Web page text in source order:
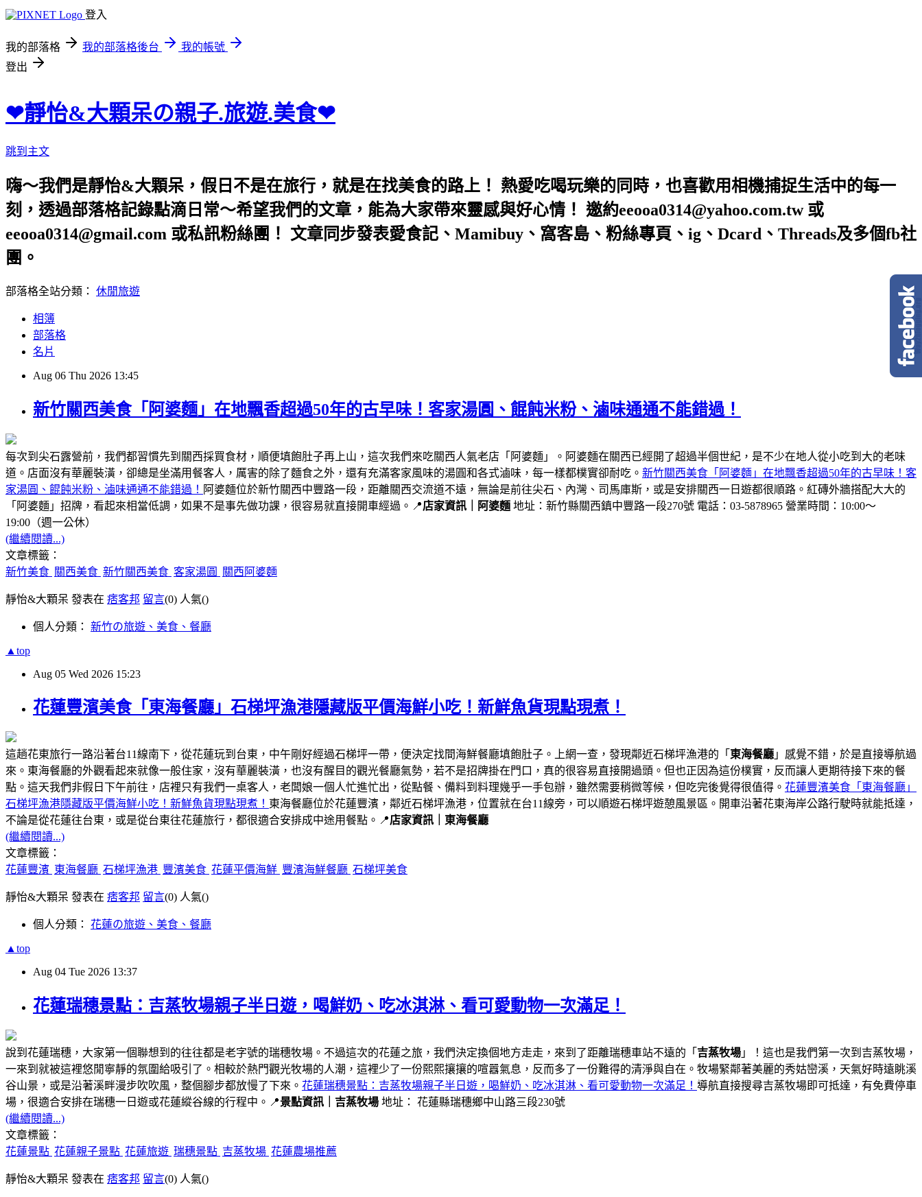
登入
我的部落格 我的部落格後台
我的帳號
登出
❤靜怡&大顆呆の親子.旅遊.美食❤
跳到主文
嗨～我們是靜怡&大顆呆，假日不是在旅行，就是在找美食的路上！ 熱愛吃喝玩樂的同時，也喜歡用相機捕捉生活中的每一
刻，透過部落格記錄點滴日常～希望我們的文章，能為大家帶來靈感與好心情！ 邀約eeooa0314@yahoo.com.tw 或
eeooa0314@gmail.com 或私訊粉絲團！ 文章同步發表愛食記、Mamibuy、窩客島、粉絲專頁、ig、Dcard、Threads及多個fb社
團。
部落格全站分類： 休閒旅遊
相簿
部落格
名片
Aug 06 Thu 2026 13:45
新竹關西美食「阿婆麵」在地飄香超過50年的古早味！客家湯圓、餛飩米粉、滷味通通不能錯過！
每次到尖石露營前，我們都習慣先到關西採買食材，順便填飽肚子再上山，這次我們來吃關西人氣老店「阿婆麵」。阿婆麵在關西已經開了超過半個世紀，是不少在地人從小吃到大的老味
道。店面沒有華麗裝潢，卻總是坐滿用餐客人，厲害的除了麵食之外，還有充滿客家風味的湯圓和各式滷味，每一樣都樸實卻耐吃。 新竹關西美食「阿婆麵」在地飄香超過50年的古早味！客
家湯圓、餛飩米粉、滷味通通不能錯過！ 阿婆麵位於新竹關西中豐路一段，距離關西交流道不遠，無論是前往尖石、內灣、司馬庫斯，或是安排關西一日遊都很順路。紅磚外牆搭配大大的
「阿婆麵」招牌，看起來相當低調，如果不是事先做功課，很容易就直接開車經過。📍店家資訊｜阿婆麵 地址：新竹縣關西鎮中豐路一段270號 電話：03-5878965 營業時間：10:00～
19:00（週一公休）
(繼續閱讀...)
文章標籤：
新竹美食 關西美食 新竹關西美食 客家湯圓 關西阿婆麵
靜怡&大顆呆 發表在 痞客邦 留言(0) 人氣()
個人分類： 新竹の旅遊、美食、餐廳
▲top
Aug 05 Wed 2026 15:23
花蓮豐濱美食「東海餐廳」石梯坪漁港隱藏版平價海鮮小吃！新鮮魚貨現點現煮！
這趟花東旅行一路沿著台11線南下，從花蓮玩到台東，中午剛好經過石梯坪一帶，便決定找間海鮮餐廳填飽肚子。上網一查，發現鄰近石梯坪漁港的「 東海餐廳 」感覺不錯，於是直接導航過
來。東海餐廳的外觀看起來就像一般住家，沒有華麗裝潢，也沒有醒目的觀光餐廳氣勢，若不是招牌掛在門口，真的很容易直接開過頭。但也正因為這份樸實，反而讓人更期待接下來的餐
點。這天我們非假日下午前往，店裡只有我們一桌客人，老闆娘一個人忙進忙出，從點餐、備料到料理幾乎一手包辦，雖然需要稍微等候，但吃完後覺得很值得。 花蓮豐濱美食「東海餐廳」
石梯坪漁港隱藏版平價海鮮小吃！新鮮魚貨現點現煮！ 東海餐廳位於花蓮豐濱，鄰近石梯坪漁港，位置就在台11線旁，可以順遊石梯坪遊憩風景區。開車沿著花東海岸公路行駛時就能抵達，
不論是從花蓮往台東，或是從台東往花蓮旅行，都很適合安排成中途用餐點。📍店家資訊｜東海餐廳
(繼續閱讀...)
文章標籤：
花蓮豐濱 東海餐廳 石梯坪漁港 豐濱美食 花蓮平價海鮮 豐濱海鮮餐廳 石梯坪美食
靜怡&大顆呆 發表在 痞客邦 留言(0) 人氣()
個人分類： 花蓮の旅遊、美食、餐廳
▲top
Aug 04 Tue 2026 13:37
花蓮瑞穗景點：吉蒸牧場親子半日遊，喝鮮奶、吃冰淇淋、看可愛動物一次滿足！
說到花蓮瑞穗，大家第一個聯想到的往往都是老字號的瑞穗牧場。不過這次的花蓮之旅，我們決定換個地方走走，來到了距離瑞穗車站不遠的「 吉蒸牧場 」！這也是我們第一次到吉蒸牧場，
一來到就被這裡悠閒寧靜的氛圍給吸引了。相較於熱門觀光牧場的人潮，這裡少了一份熙熙攘攘的喧囂氣息，反而多了一份難得的清淨與自在。牧場緊鄰著美麗的秀姑巒溪，天氣好時遠眺溪
谷山景，或是沿著溪畔漫步吹吹風，整個腳步都放慢了下來。 花蓮瑞穗景點：吉蒸牧場親子半日遊，喝鮮奶、吃冰淇淋、看可愛動物一次滿足！ 導航直接搜尋吉蒸牧場即可抵達，有免費停車
場，很適合安排在瑞穗一日遊或花蓮縱谷線的行程中。📍景點資訊｜吉蒸牧場 地址： 花蓮縣瑞穗鄉中山路三段230號
(繼續閱讀...)
文章標籤：
花蓮景點 花蓮親子景點 花蓮旅遊 瑞穗景點 吉蒸牧場 花蓮農場推薦
靜怡&大顆呆 發表在 痞客邦 留言(0) 人氣()